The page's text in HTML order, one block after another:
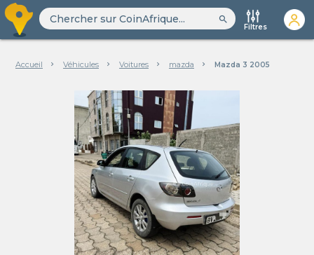
search
Filtres
Accueil Véhicules Voitures mazda Mazda 3 2005